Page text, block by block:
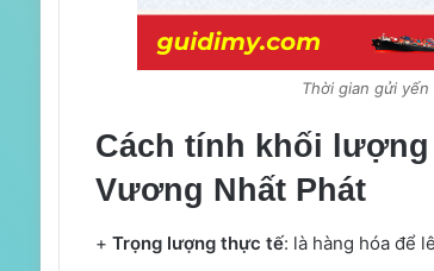
Thời gian gửi
Cách tính khối
Vương Nhất Phát
+ Trọng lượng thực tế: là hàng hóa để